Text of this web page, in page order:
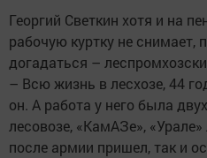
Георгий Светкин хотя и на
рабочую куртку не снимает,
догадаться –
– Всю жизнь в лесхозе, 44
он. А работа у него была
лесовозе, «КамАЗе»,
после армии пришел, так и